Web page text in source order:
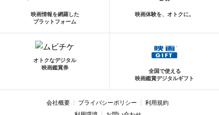
映画情報を網羅した
プラットフォーム
映画体験を、オトクに。
オトクなデジタル
映画鑑賞券
全国で使える
映画鑑賞デジタルギフト
会社概要 プライバシーポリシー
利用規約